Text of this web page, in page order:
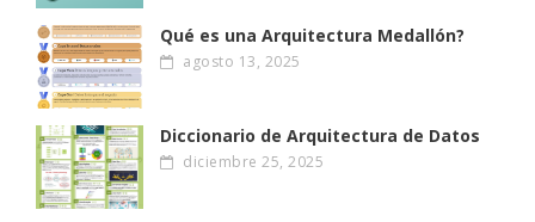
Qué es una Arquitectura Medallón?
agosto 13, 2025
Diccionario de Arquitectura de Datos
diciembre 25, 2025